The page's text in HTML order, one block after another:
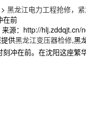
> 黑龙江电力工程抢修，
在前
来源： http://hlj.zddqjt.cn/
供黑龙江变压器检修,黑
刻冲在前。在沈阳这座繁